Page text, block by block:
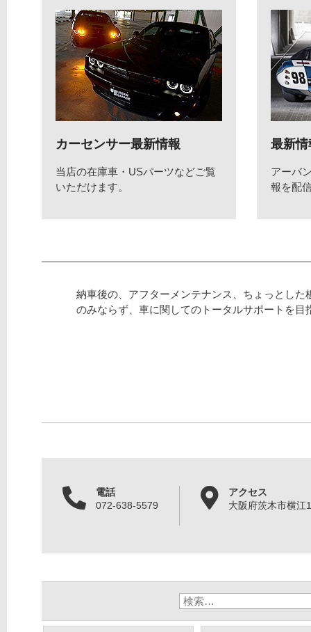
カーセンサー最新情報
当店の在庫車・USパーツなどご覧
いただけます。
最新情
アーバ
報を配
納車後の、アフターメンテナンス、ちょっとした
のみならず、車に関してのトータルサポートを目
電話
072-638-5579
アクセス
大阪府茨木市横江